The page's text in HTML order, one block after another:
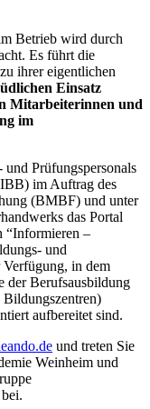
Betrieb wird durch
Es führt die
ihrer eigentlichen
Einsatz
Mitarbeiterinnen und
im
Prüfungspersonals
im Auftrag des
(BMBF) und unter
das Portal
“Informieren –
und
in dem
der Berufsausbildung
aufbereitet sind.
und treten Sie
Weinheim und